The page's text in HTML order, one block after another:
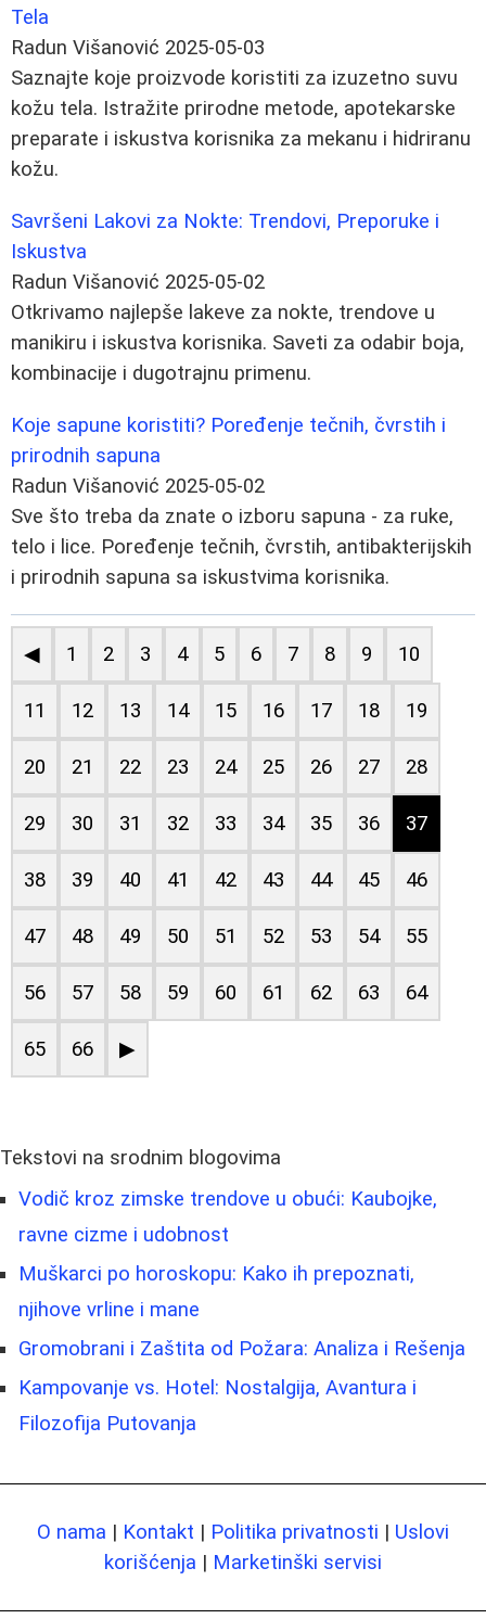
Tela
Radun Višanović 2025-05-03
Saznajte koje proizvode koristiti za izuzetno suvu
kožu tela. Istražite prirodne metode, apotekarske
preparate i iskustva korisnika za mekanu i hidriranu
kožu.
Savršeni Lakovi za Nokte: Trendovi, Preporuke i
Iskustva
Radun Višanović 2025-05-02
Otkrivamo najlepše lakeve za nokte, trendove u
manikiru i iskustva korisnika. Saveti za odabir boja,
kombinacije i dugotrajnu primenu.
Koje sapune koristiti? Poređenje tečnih, čvrstih i
prirodnih sapuna
Radun Višanović 2025-05-02
Sve što treba da znate o izboru sapuna - za ruke,
telo i lice. Poređenje tečnih, čvrstih, antibakterijskih
i prirodnih sapuna sa iskustvima korisnika.
◀ 1 2 3 4 5 6 7 8 9 10
11 12 13 14 15 16 17 18 19
20 21 22 23 24 25 26 27 28
29 30 31 32 33 34 35 36 37
38 39 40 41 42 43 44 45 46
47 48 49 50 51 52 53 54 55
56 57 58 59 60 61 62 63 64
65 66 ▶
Tekstovi na srodnim blogovima
Vodič kroz zimske trendove u obući: Kaubojke,
ravne cizme i udobnost
Muškarci po horoskopu: Kako ih prepoznati,
njihove vrline i mane
Gromobrani i Zaštita od Požara: Analiza i Rešenja
Kampovanje vs. Hotel: Nostalgija, Avantura i
Filozofija Putovanja
O nama | Kontakt | Politika privatnosti | Uslovi
korišćenja | Marketinški servisi